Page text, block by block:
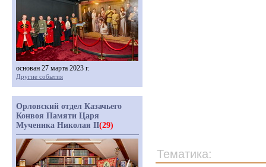
Тематика:
основан 27 марта 2023 г.
Другие события
Орловский отдел Казачьего
Конвоя Памяти Царя
Мученика Николая II(29)